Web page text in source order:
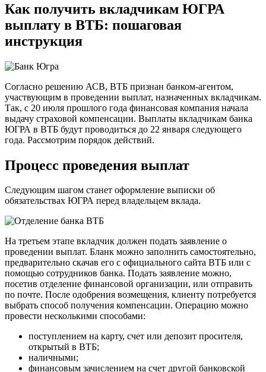
Как получить вкладчикам ЮГРА
выплату в ВТБ: пошаговая
инструкция
Согласно решению АСВ, ВТБ признан банком-агентом,
участвующим в проведении выплат, назначенных вкладчикам.
Так, с 20 июля прошлого года финансовая компания начала
выдачу страховой компенсации. Выплаты вкладчикам банка
ЮГРА в ВТБ будут проводиться до 22 января следующего
года. Рассмотрим порядок действий.
Процесс проведения выплат
Следующим шагом станет оформление выписки об
обязательствах ЮГРА перед владельцем вклада.
На третьем этапе вкладчик должен подать заявление о
проведении выплат. Бланк можно заполнить самостоятельно,
предварительно скачав его с официального сайта ВТБ или с
помощью сотрудников банка. Подать заявление можно,
посетив отделение финансовой организации, или отправить
по почте. После одобрения возмещения, клиенту потребуется
выбрать способ получения компенсации. Операцию можно
провести несколькими способами:
поступлением на карту, счет или депозит просителя,
открытый в ВТБ;
наличными;
финансовым зачислением на счет другой банковской